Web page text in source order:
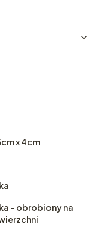
x 4cm
- obrobiony na